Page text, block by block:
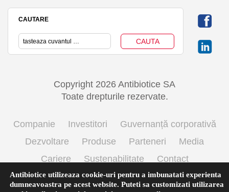
CAUTARE
Copyright 2026 Antibiotice SA
Toate drepturile rezervate.
Companie Investitori
Guvernanță corporativă
Dezvoltare
Produse Parteneri
Media
Cariere
Sustenabilitate
Contact
Termeni si conditii de utilizare
Politica cookie
Antibiotice utilizeaza cookie-uri pentru a imbunatati experienta
dumneavoastra pe acest website. Puteti sa customizati utilizarea